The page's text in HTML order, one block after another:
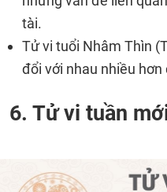
tài.
Tử vi tuổi Nhâm Thìn
đổi với nhau nhiều
6. Tử vi tuần